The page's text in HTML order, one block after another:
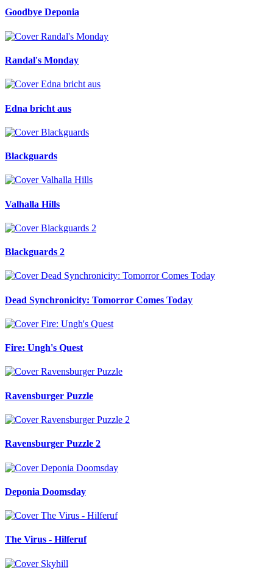
Goodbye Deponia
Randal's Monday
Edna bricht aus
Blackguards
Valhalla Hills
Blackguards 2
Dead Synchronicity: Tomorror Comes Today
Fire: Ungh's Quest
Ravensburger Puzzle
Ravensburger Puzzle 2
Deponia Doomsday
The Virus - Hilferuf